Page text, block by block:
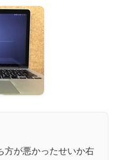
方が悪かったせいか右